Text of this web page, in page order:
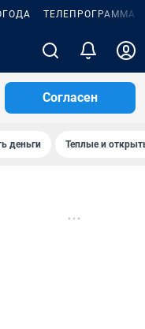
ТЕЛЕПРОГРАММА
Согласен
деньги Теплые и